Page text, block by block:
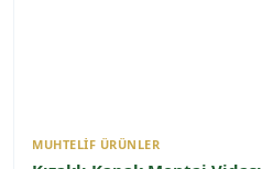
MUHTELIF ÜRÜNLER